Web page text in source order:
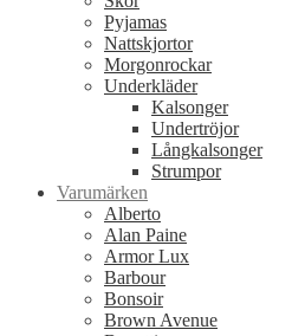
Pyjamas
Nattskjortor
Morgonrockar
Underkläder
Kalsonger
Undertröjor
Långkalsonger
Strumpor
Varumärken
Alberto
Alan Paine
Armor Lux
Barbour
Bonsoir
Brown Avenue